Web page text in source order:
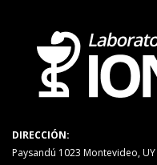
DIRECCIÓN:
Paysandú 1023 Montevideo, UY